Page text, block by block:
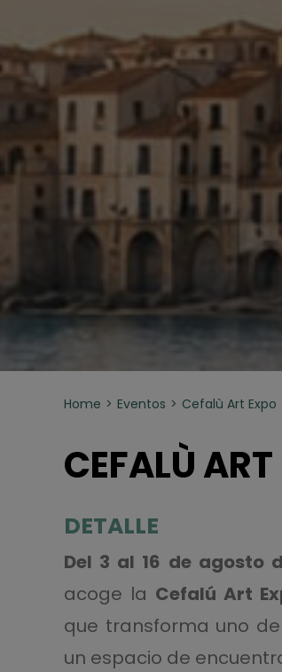
Home Eventos Cefalù Art Expo
CEFALÙ
DETALLE
Del 3 al 16 de agosto
acoge la Cefalú Art
que transforma uno
un espacio de